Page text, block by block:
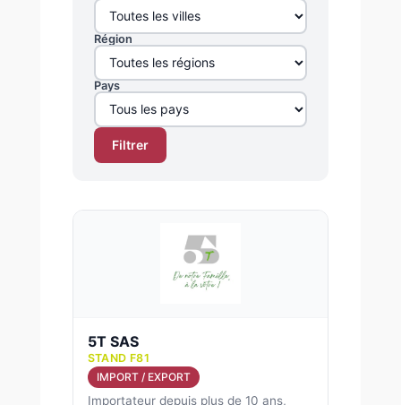
Région
Pays
Filtrer
5T SAS
STAND F81
IMPORT / EXPORT
Importateur depuis plus de 10 ans,